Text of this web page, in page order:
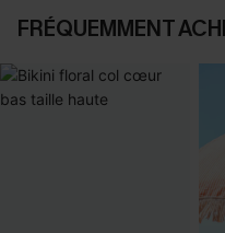
FRÉQUEMMENT